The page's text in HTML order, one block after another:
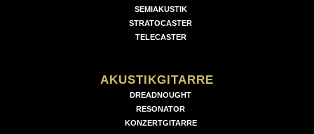
SEMIAKUSTIK
STRATOCASTER
TELECASTER
AKUSTIKGITARRE
DREADNOUGHT
RESONATOR
KONZERTGITARRE